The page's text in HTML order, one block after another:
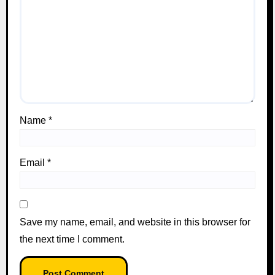
Name*
Email*
Save my name, email, and website in this browser for
the next time I comment.